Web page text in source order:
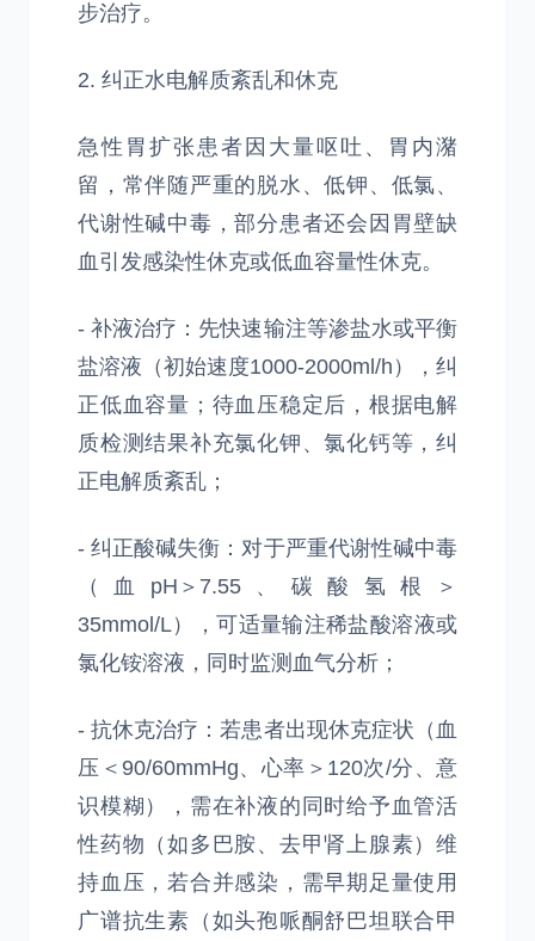
步治疗。
2. 纠正水电解质紊乱和休克
急性胃扩张患者因大量呕吐、胃内潴
留，常伴随严重的脱水、低钾、低氯、
代谢性碱中毒，部分患者还会因胃壁缺
血引发感染性休克或低血容量性休克。
- 补液治疗：先快速输注等渗盐水或平衡
盐溶液（初始速度1000-2000ml/h），纠
正低血容量；待血压稳定后，根据电解
质检测结果补充氯化钾、氯化钙等，纠
正电解质紊乱；
- 纠正酸碱失衡：对于严重代谢性碱中毒
（血pH＞7.55、碳酸氢根＞
35mmol/L），可适量输注稀盐酸溶液或
氯化铵溶液，同时监测血气分析；
- 抗休克治疗：若患者出现休克症状（血
压＜90/60mmHg、心率＞120次/分、意
识模糊），需在补液的同时给予血管活
性药物（如多巴胺、去甲肾上腺素）维
持血压，若合并感染，需早期足量使用
广谱抗生素（如头孢哌酮舒巴坦联合甲